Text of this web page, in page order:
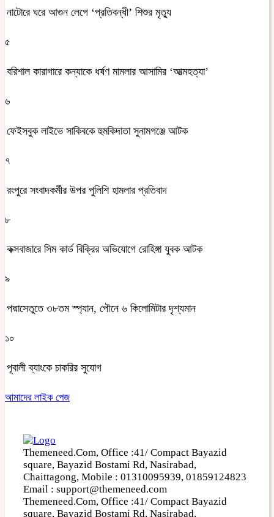
নাটোরে ঘরে আগুন লেগে ‘প্রতিবন্ধী’ শিশুর মৃত্যু
৫
বরিশাল কারাগারে কন্যাকে ধর্ষণ মামলার আসামির ‘আত্মহত্যা’
৬
ফেইসবুক লাইভে সাকিবকে হুমকিদাতা সুনামগঞ্জে আটক
৭
রংপুরে সংবাদকর্মীর উপর পুলিশি হামলার প্রতিবাদ
৮
কক্সবাজারে সিম কার্ড বিক্রির অভিযোগে রোহিঙ্গা যুবক আটক
৯
পদ্মাসেতুতে ৩৮তম স্প্যান, পৌনে ৬ কিলোমিটার দৃশ্যমান
১০
পূবালী ব্যাংকে চাকরির সুযোগ
আমাদের লাইক পেজ
Themeneed.Com, Office :41/ Compact Bayazid
square, Bayazid Bostami Rd, Nasirabad,
Chaittagong, Mobile : 01310095939, 01859124823
Email : support@themeneed.com
Themeneed.Com, Office :41/ Compact Bayazid
square, Bayazid Bostami Rd, Nasirabad,